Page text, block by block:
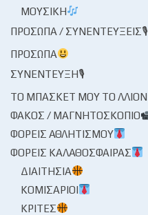
ΜΟΥΣΙΚΉ
ΠΡΌΣΩΠΑ / ΣΥΝΕΝΤΕΎΞΕΙΣ🎙
ΠΡΌΣΩΠΑ
ΣΥΝΈΝΤΕΥΞΗ🎙
ΤΟ ΜΠΆΣΚΕΤ ΜΟΥ ΤΟ ΛΛΊΟΝ
ΦΑΚΌΣ / ΜΑΓΝΗΤΟΣΚΌΠΙΟ
ΦΟΡΕΊΣ ΑΘΛΗΤΙΣΜΟΎ
ΦΟΡΕΊΣ ΚΑΛΑΘΌΣΦΑΙΡΑΣ
ΔΙΑΙΤΗΣΊΑ
ΚΟΜΙΣΆΡΙΟΙ
ΚΡΙΤΈΣ